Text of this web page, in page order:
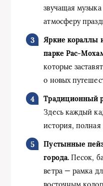
звучащая
атмосферу
Яркие кораллы
парке Рас-
которые
о новых
Традиционный
Здесь каждый
история,
Пустынные
города.Песок,
ветра — рамка